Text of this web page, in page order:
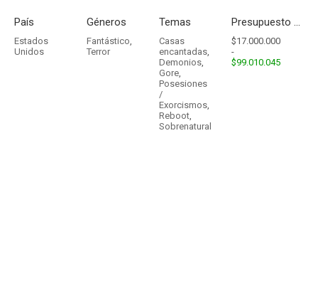
País
Estados
Unidos
Géneros
Fantástico,
Terror
Temas
Casas
encantadas,
Demonios,
Gore,
Posesiones
/
Exorcismos,
Reboot,
Sobrenatural
Presupuesto - Ingresos
$17.000.000
-
$99.010.045